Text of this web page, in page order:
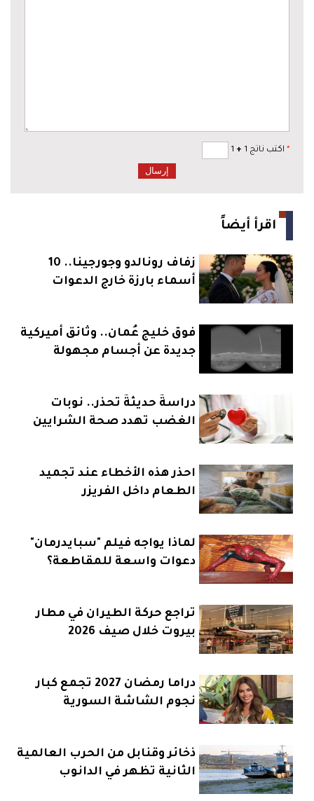
* اكتب ناتج 1 +
اقرأ أيضاً
زفاف رونالدو وجورجينا.. 10
أسماء بارزة خارج الدعوات
فوق خليج عُمان.. وثائق أميركية
جديدة عن أجسام مجهولة
دراسةٌ حديثةٌ تحذر.. نوبات
الغضب تهدد صحة الشرايين
احذر هذه الأخطاء عند تجميد
الطعام داخل الفريزر
لماذا يواجه فيلم "سبايدرمان"
دعوات واسعة للمقاطعة؟
تراجع حركة الطيران في مطار
بيروت خلال صيف 2026
دراما رمضان 2027 تجمع كبار
نجوم الشاشة السورية
ذخائر وقنابل من الحرب العالمية
الثانية تظهر في الدانوب